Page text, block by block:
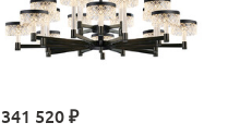
341 520 ₽